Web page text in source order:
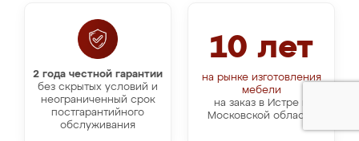
10 лет
на рынке изготовления
мебели
на заказ в Истре и
Московской области
2 года честной гарантии
без скрытых условий и
неограниченный срок
постгарантийного
обслуживания